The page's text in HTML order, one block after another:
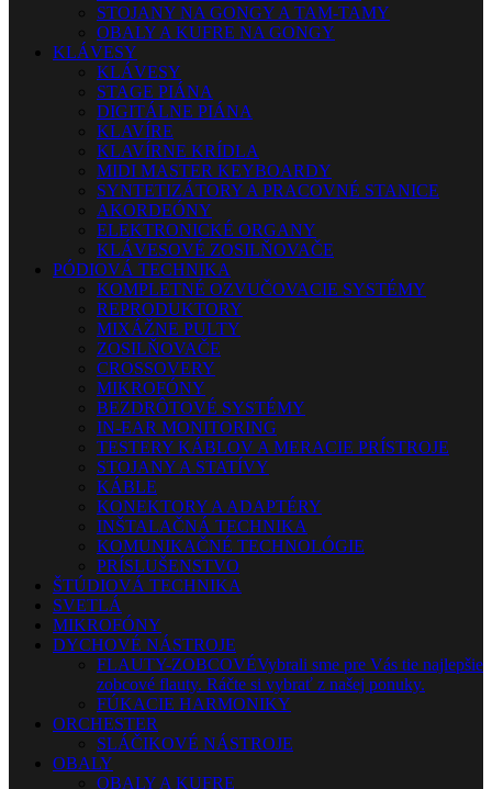
STOJANY NA GONGY A TAM-TAMY
OBALY A KUFRE NA GONGY
KLÁVESY
KLÁVESY
STAGE PIÁNA
DIGITÁLNE PIÁNA
KLAVÍRE
KLAVÍRNE KRÍDLA
MIDI MASTER KEYBOARDY
SYNTETIZÁTORY A PRACOVNÉ STANICE
AKORDEÓNY
ELEKTRONICKÉ ORGANY
KLÁVESOVÉ ZOSILŇOVAČE
PÓDIOVÁ TECHNIKA
KOMPLETNÉ OZVUČOVACIE SYSTÉMY
REPRODUKTORY
MIXÁŽNE PULTY
ZOSILŇOVAČE
CROSSOVERY
MIKROFÓNY
BEZDRÔTOVÉ SYSTÉMY
IN-EAR MONITORING
TESTERY KÁBLOV A MERACIE PRÍSTROJE
STOJANY A STATÍVY
KÁBLE
KONEKTORY A ADAPTÉRY
INŠTALAČNÁ TECHNIKA
KOMUNIKAČNÉ TECHNOLÓGIE
PRÍSLUŠENSTVO
ŠTÚDIOVÁ TECHNIKA
SVETLÁ
MIKROFÓNY
DYCHOVÉ NÁSTROJE
FLAUTY-ZOBCOVÉVybrali sme pre Vás tie najlepšie
zobcové flauty. Ráčte si vybrať z našej ponuky.
FÚKACIE HARMONIKY
ORCHESTER
SLÁČIKOVÉ NÁSTROJE
OBALY
OBALY A KUFRE